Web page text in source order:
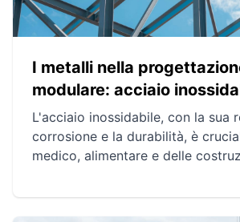
I metalli nella
modulare: acciaio
alluminio
L'acciaio inossidabile, con la sua
corrosione e la durabilità, è
medico, alimentare e delle
conduttività, è centrale nelle
trasporto, costruzione ed